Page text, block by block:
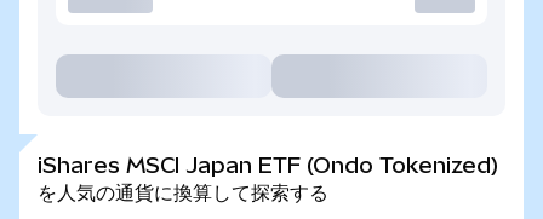
iShares MSCI Japan ETF (Ondo Tokenized)
を人気の通貨に換算して探索する